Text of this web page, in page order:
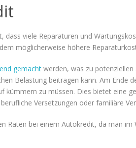
viele Reparaturen und
möglicherweise höhere
gemacht werden, was zu
Belastung beitragen kann. Am Ende
kümmern zu müssen. Dies bietet eine
Versetzungen oder familiäre
Raten bei einem Autokredit, da man